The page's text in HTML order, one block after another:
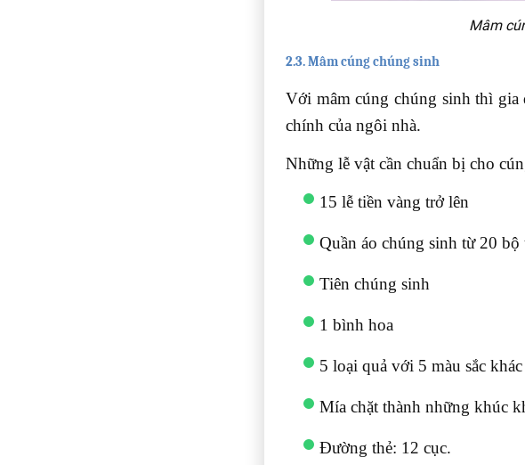
Mâm
2.3. Mâm cúng chúng sinh
Với mâm cúng chúng sinh thì gia
chính của ngôi nhà.
Những lễ vật cần chuẩn bị cho
15 lễ tiền vàng trở lên
Quần áo chúng sinh từ 20
Tiên chúng sinh
1 bình hoa
5 loại quả với 5 màu sắc
Mía chặt thành những khúc
Đường thẻ: 12 cục.